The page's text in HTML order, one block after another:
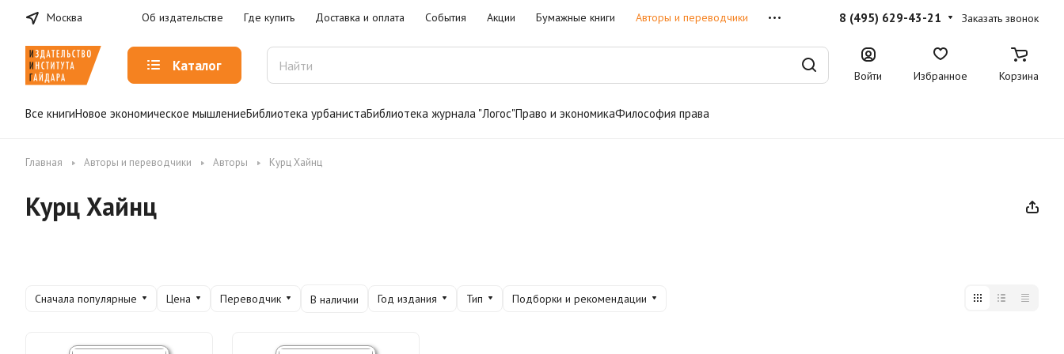
Москва Об издательстве Где купить Доставка и оплата События Акции Бумажные книги Авторы и переводчики 8 (495) 629-43-21 Заказать звонок
Каталог
Войти Избранное Корзина
Все книгиНовое экономическое мышлениеБиблиотека урбанистаБиблиотека журнала "Логос"Право и экономикаФилософия права
Главная Авторы и переводчики Авторы Курц Хайнц
Курц Хайнц
Сначала популярные Цена Переводчик В наличии Год издания Тип Подборки и рекомендации